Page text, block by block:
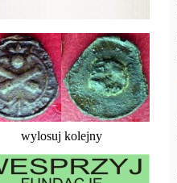
wylosuj kolejny